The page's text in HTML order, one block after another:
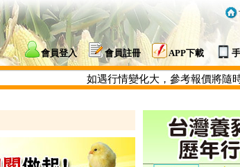
會員登入 會員註冊 APP下載
如遇行情變化大，參考報價將隨時調